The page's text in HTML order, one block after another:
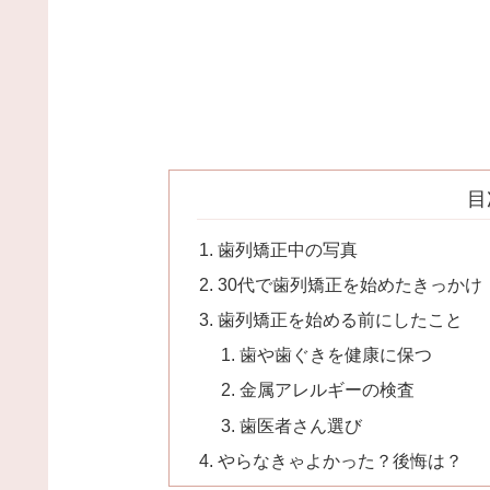
歯列矯正中の写真
30代で歯列矯正を始めたきっかけ
歯列矯正を始める前にしたこと
歯や歯ぐきを健康に保つ
金属アレルギーの検査
歯医者さん選び
やらなきゃよかった？後悔は？